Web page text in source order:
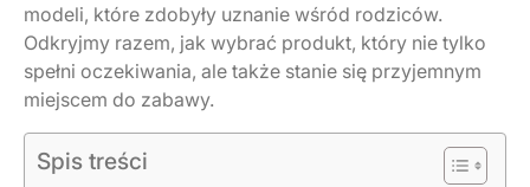
modeli, które zdobyły uznanie wśród rodziców.
Odkryjmy razem, jak wybrać produkt, który nie tylko
spełni oczekiwania, ale także stanie się przyjemnym
miejscem do zabawy.
Spis treści